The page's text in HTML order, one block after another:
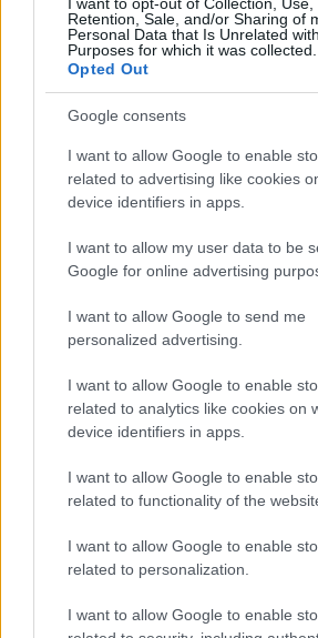
Retention, Sale, and/or Sharing of
Personal Data that Is Unrelated
Purposes for which it was collected.
Opted Out
Google consents
I want to allow Google to enable
related to advertising like cookies
device identifiers in apps.
I want to allow my user data to be
Google for online advertising
I want to allow Google to send me
personalized advertising.
I want to allow Google to enable
related to analytics like cookies on
device identifiers in apps.
I want to allow Google to enable
related to functionality of the
I want to allow Google to enable
related to personalization.
I want to allow Google to enable
Gasztro Békés megye
„NEM TÖBB EZER EMBERRE
EGY VÁLOGATOTT